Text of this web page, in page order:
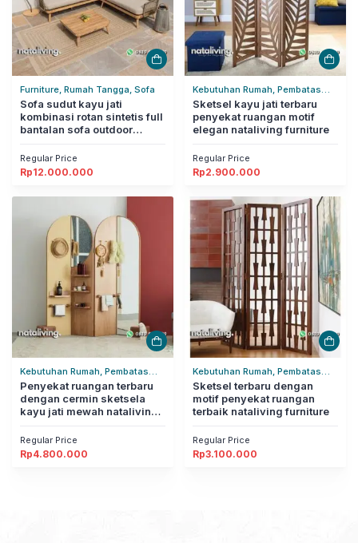
Furniture, Rumah Tangga, Sofa
Sofa sudut kayu jati
kombinasi rotan sintetis full
bantalan sofa outdoor
Regular Price
Rp12.000.000
Kebutuhan Rumah, Pembatas
Ruangan, Rumah Tangga
Sketsel kayu jati terbaru
penyekat ruangan motif
elegan nataliving furniture
Regular Price
Rp2.900.000
Kebutuhan Rumah, Pembatas
Ruangan, Rumah Tangga
Penyekat ruangan terbaru
dengan cermin sketsela
kayu jati mewah nataliving
Regular Price
Rp4.800.000
Kebutuhan Rumah, Pembatas
Ruangan, Rumah Tangga
Sketsel terbaru dengan
motif penyekat ruangan
terbaik nataliving furniture
Regular Price
Rp3.100.000